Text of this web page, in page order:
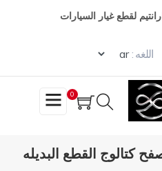
لقطع غيار السيارات
اللغه : Select your
0
كتالوج القطع البديله